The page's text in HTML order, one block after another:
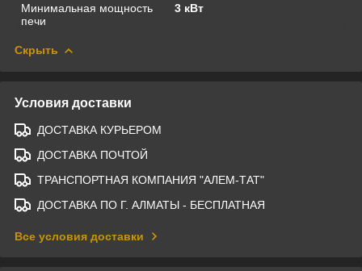
Минимальная мощность
печи
3 кВт
Скрыть
Условия доставки
ДОСТАВКА КУРЬЕРОМ
ДОСТАВКА ПОЧТОЙ
ТРАНСПОРТНАЯ КОМПАНИЯ "АЛЕМ-ТАТ"
ДОСТАВКА ПО Г. АЛМАТЫ - БЕСПЛАТНАЯ
Все условия доставки